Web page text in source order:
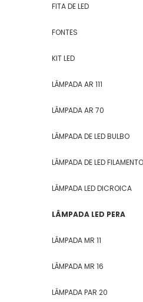
FITA DE LED
FONTES
KIT LED
LÂMPADA AR 111
LÂMPADA AR 70
LÂMPADA DE LED BULBO
LÂMPADA DE LED FILAMENTO
LÂMPADA LED DICROICA
LÂMPADA LED PERA
LÂMPADA MR 11
LÂMPADA MR 16
LÂMPADA PAR 20